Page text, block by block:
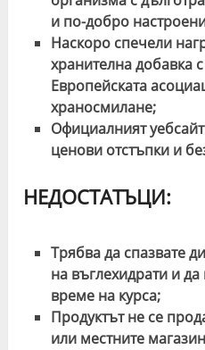
и по-добро
Наскоро спечели
хранителна добавка
Европейската
храносмилане;
Официалният
ценови отстъпки и
НЕДОСТАТЪЦИ:
Трябва да спазвате
на въглехидрати и
време на курса;
Продуктът не се
или местните